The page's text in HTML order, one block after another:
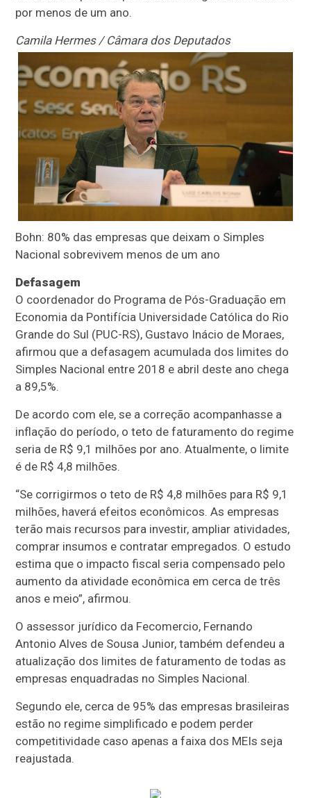
por menos de um ano.
Camila Hermes / Câmara dos Deputados
Bohn: 80% das empresas que deixam o Simples
Nacional sobrevivem menos de um ano
Defasagem
O coordenador do Programa de Pós-Graduação em
Economia da Pontifícia Universidade Católica do Rio
Grande do Sul (PUC-RS), Gustavo Inácio de Moraes,
afirmou que a defasagem acumulada dos limites do
Simples Nacional entre 2018 e abril deste ano chega
a 89,5%.
De acordo com ele, se a correção acompanhasse a
inflação do período, o teto de faturamento do regime
seria de R$ 9,1 milhões por ano. Atualmente, o limite
é de R$ 4,8 milhões.
“Se corrigirmos o teto de R$ 4,8 milhões para R$ 9,1
milhões, haverá efeitos econômicos. As empresas
terão mais recursos para investir, ampliar atividades,
comprar insumos e contratar empregados. O estudo
estima que o impacto fiscal seria compensado pelo
aumento da atividade econômica em cerca de três
anos e meio”, afirmou.
O assessor jurídico da Fecomercio, Fernando
Antonio Alves de Sousa Junior, também defendeu a
atualização dos limites de faturamento de todas as
empresas enquadradas no Simples Nacional.
Segundo ele, cerca de 95% das empresas brasileiras
estão no regime simplificado e podem perder
competitividade caso apenas a faixa dos MEIs seja
reajustada.